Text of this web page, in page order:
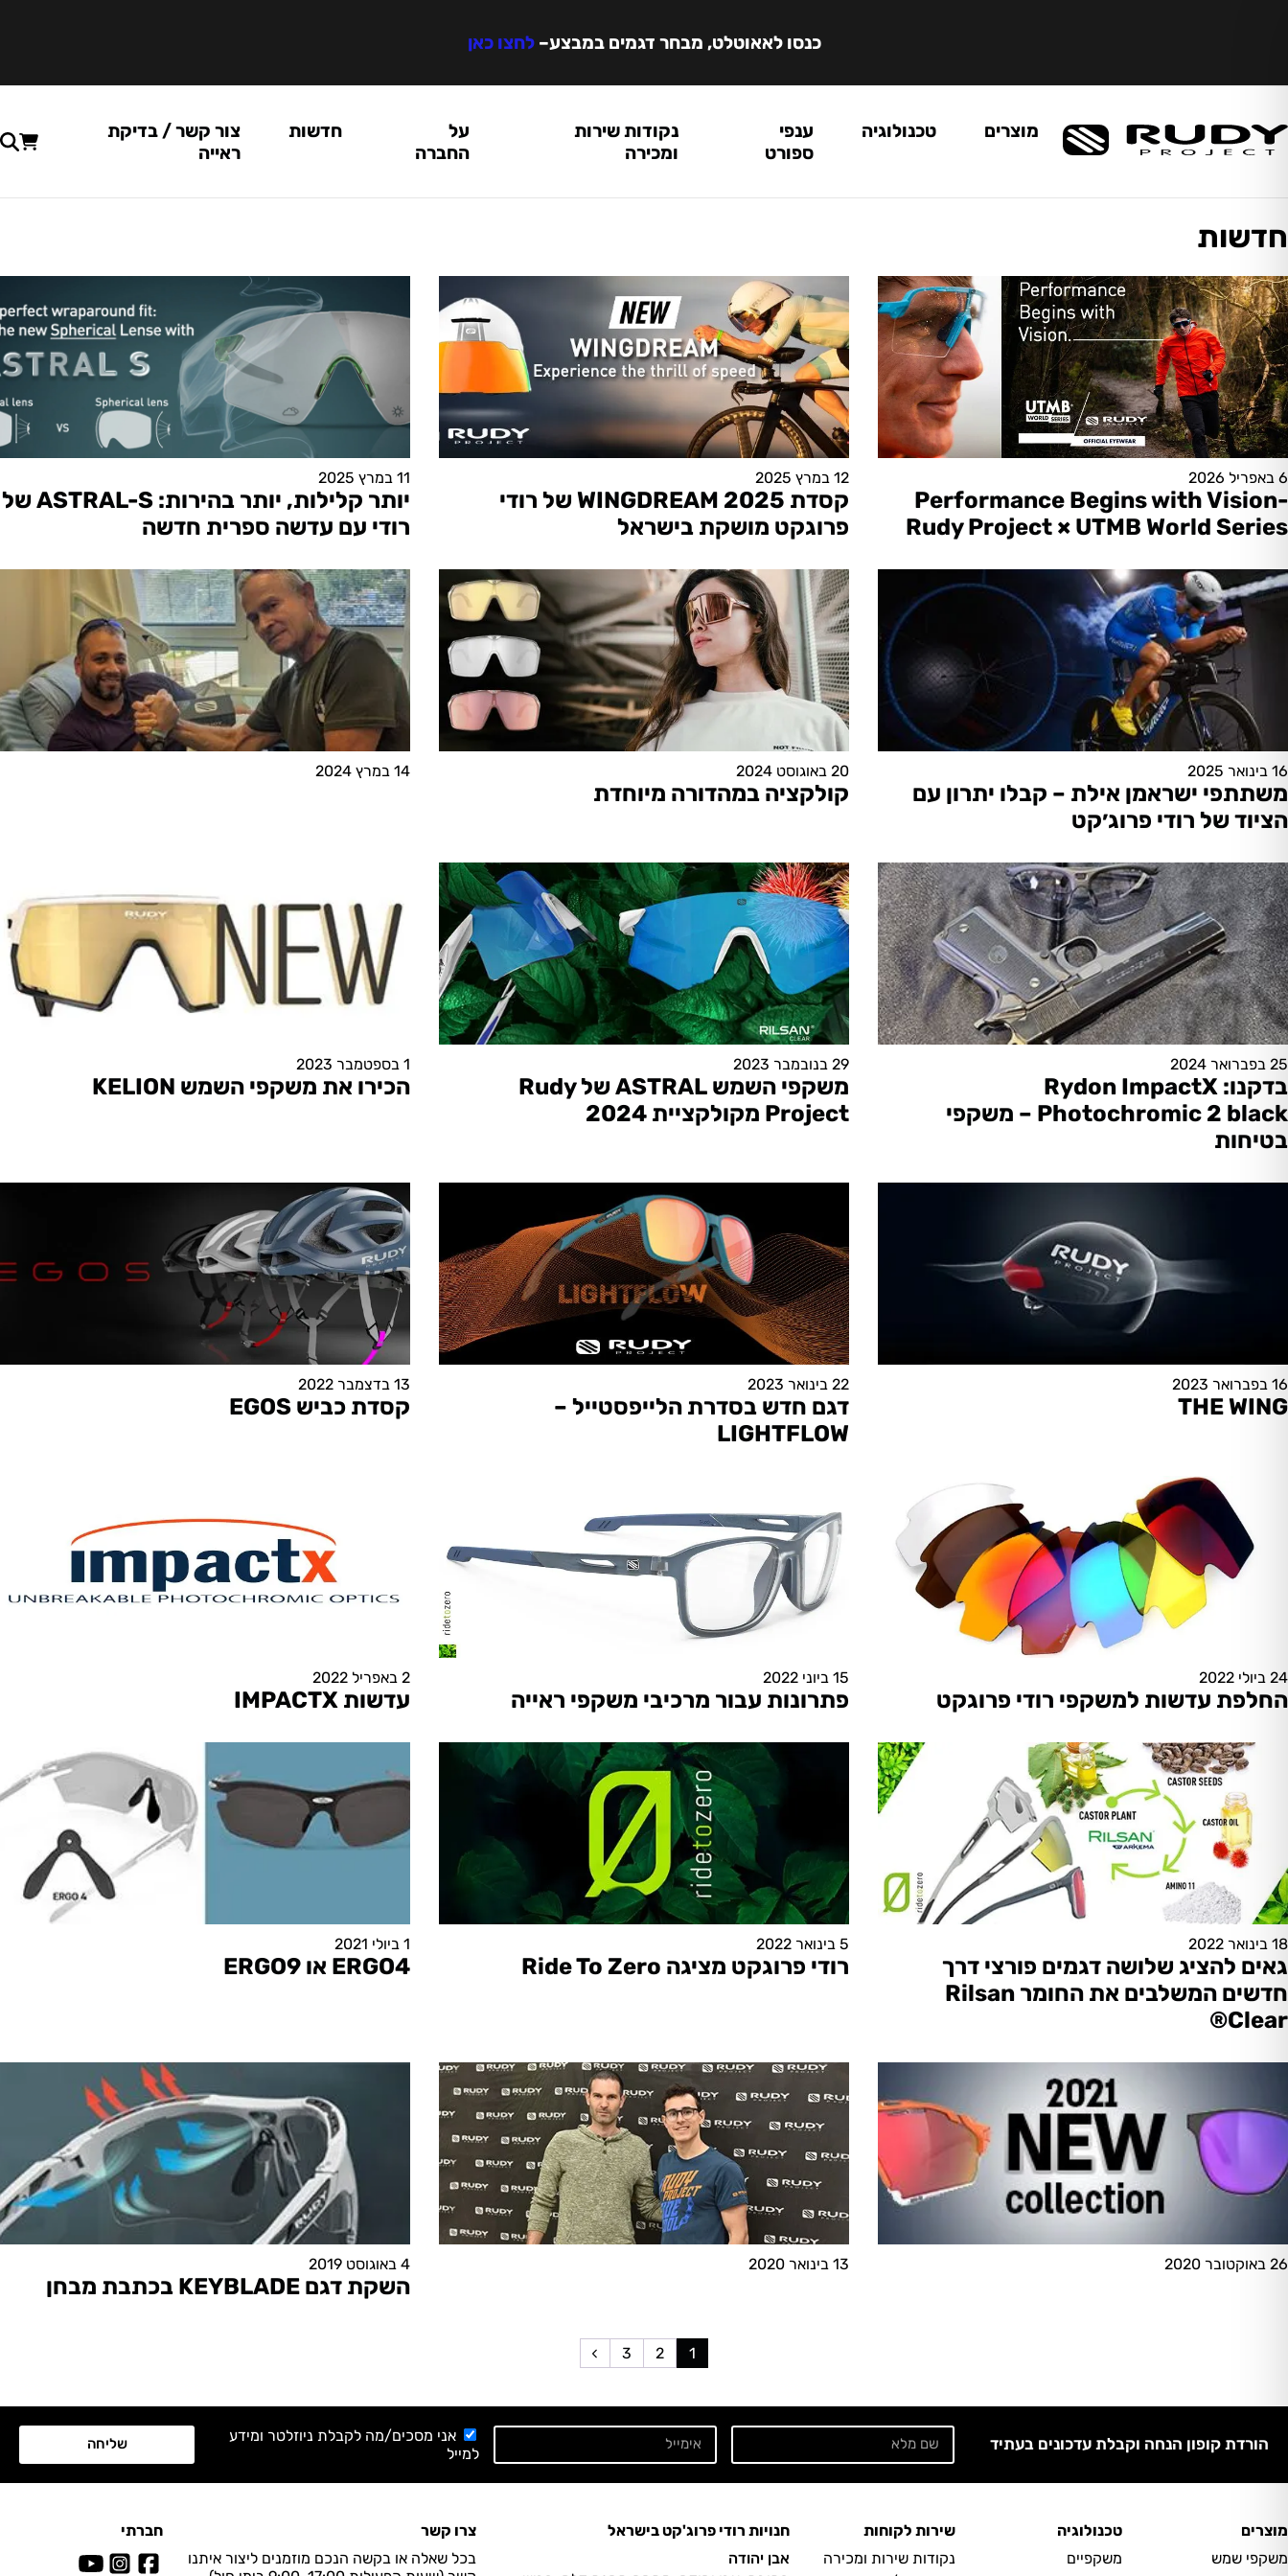
כנסו לאאוטלט, מבחר דגמים במבצע–לחצו כאן
מוצרים טכנולוגיה
ענפי
ספורט
נקודות שירות
ומכירה
על
החברה
חדשות
צור קשר / בדיקת
ראייה
חדשות
6 באפריל 2026
Performance Begins with Vision-
Rudy Project × UTMB World Series
12 במרץ 2025
קסדת WINGDREAM 2025 של רודי
פרוגקט מושקת בישראל
11 במרץ 2025
יותר קלילות, יותר בהירות: ASTRAL-S של
רודי עם עדשה ספרית חדשה
16 בינואר 2025
משתתפי ישראמן אילת – קבלו יתרון עם
הציוד של רודי פרוג׳קט
20 באוגוסט 2024
קולקציה במהדורה מיוחדת
14 במרץ 2024
25 בפברואר 2024
בדקנו: Rydon ImpactX
Photochromic 2 black – משקפי
בטיחות
29 בנובמבר 2023
משקפי השמש ASTRAL של Rudy
Project מקולקציית 2024
1 בספטמבר 2023
הכירו את משקפי השמש KELION
16 בפברואר 2023
THE WING
22 בינואר 2023
דגם חדש בסדרת הלייפסטייל –
LIGHTFLOW
13 בדצמבר 2022
קסדת כביש EGOS
24 ביולי 2022
החלפת עדשות למשקפי רודי פרוגקט
15 ביוני 2022
פתרונות עבור מרכיבי משקפי ראייה
2 באפריל 2022
עדשות IMPACTX
18 בינואר 2022
גאים להציג שלושה דגמים פורצי דרך
חדשים המשלבים את החומר Rilsan
Clear®
5 בינואר 2022
רודי פרוגקט מציגה Ride To Zero
1 ביולי 2021
ERGO4 או ERGO9
26 באוקטובר 2020 13 בינואר 2020 4 באוגוסט 2019
השקת דגם KEYBLADE בכתבת מבחן
1
2
3
הורדת קופון הנחה וקבלת עדכונים בעתיד
אני מסכים/מה לקבלת ניוזלטר ומידע
למייל
שליחה
מוצרים
משקפי שמש
טכנולוגיה
משקפיים
שירות לקוחות
נקודות שירות ומכירה
חנויות רודי פרוג'קט בישראל
אבן יהודה
צרו קשר
בכל שאלה או בקשה הנכם מוזמנים ליצור איתנו
חברתי